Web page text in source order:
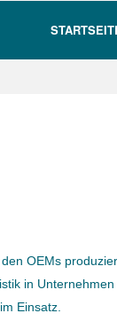
OEMs
in Unternehmen
Einsatz.